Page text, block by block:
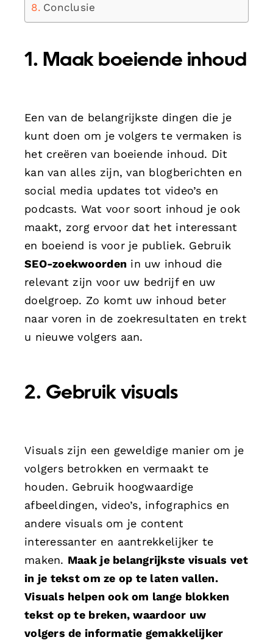
Conclusie
1. Maak boeiende inhoud
Een van de belangrijkste dingen die je
kunt doen om je volgers te vermaken is
het creëren van boeiende inhoud. Dit
kan van alles zijn, van blogberichten en
social media updates tot video’s en
podcasts. Wat voor soort inhoud je ook
maakt, zorg ervoor dat het interessant
en boeiend is voor je publiek. Gebruik
SEO-zoekwoorden in uw inhoud die
relevant zijn voor uw bedrijf en uw
doelgroep. Zo komt uw inhoud beter
naar voren in de zoekresultaten en trekt
u nieuwe volgers aan.
2. Gebruik visuals
Visuals zijn een geweldige manier om je
volgers betrokken en vermaakt te
houden. Gebruik hoogwaardige
afbeeldingen, video’s, infographics en
andere visuals om je content
interessanter en aantrekkelijker te
maken. Maak je belangrijkste visuals vet
in je tekst om ze op te laten vallen.
Visuals helpen ook om lange blokken
tekst op te breken, waardoor uw
volgers de informatie gemakkelijker